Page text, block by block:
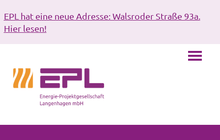
EPL hat eine neue Adresse: Walsroder Straße 93a.
Hier lesen!